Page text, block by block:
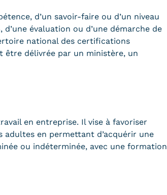
d’un savoir-faire ou d’un niveau
évaluation ou d’une démarche de
national des certifications
être délivrée par un ministère, un
en entreprise. Il vise à favoriser
adultes en permettant d’acquérir une
ou indéterminée, avec une formation